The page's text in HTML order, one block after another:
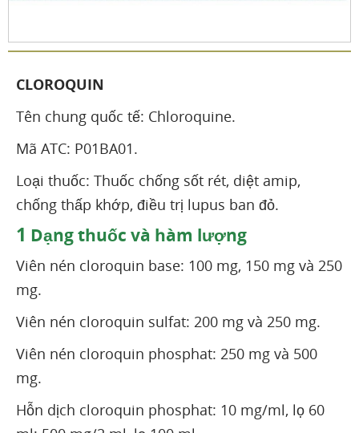
CLOROQUIN
Tên chung quốc tế: Chloroquine.
Mã ATC: P01BA01.
Loại thuốc: Thuốc chống sốt rét, diệt amip,
chống thấp khớp, điều trị lupus ban đỏ.
1 Dạng thuốc và hàm lượng
Viên nén cloroquin base: 100 mg, 150 mg và 250
mg.
Viên nén cloroquin sulfat: 200 mg và 250 mg.
Viên nén cloroquin phosphat: 250 mg và 500
mg.
Hỗn dịch cloroquin phosphat: 10 mg/ml, lọ 60